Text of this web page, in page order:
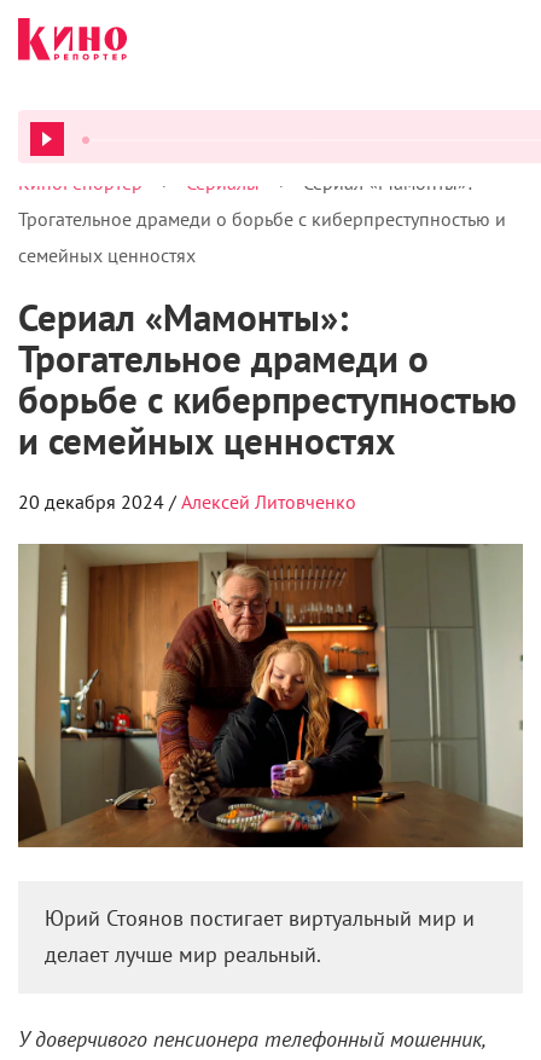
ВСЕ
КиноРепортер > Сериалы >
Сериал «Мамонты»:
Трогательное драмеди о борьбе с киберпреступностью и
семейных ценностях
Сериал «Мамонты»:
Трогательное драмеди о
борьбе с киберпреступностью
и семейных ценностях
20 декабря 2024 / Алексей Литовченко
Юрий Стоянов постигает виртуальный мир и
делает лучше мир реальный.
У доверчивого пенсионера телефонный мошенник,